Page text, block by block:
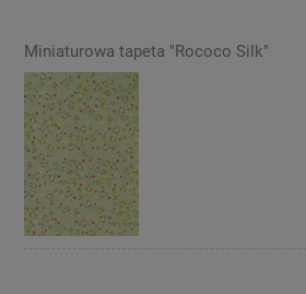
Miniaturowa tapeta "Rococo Silk"